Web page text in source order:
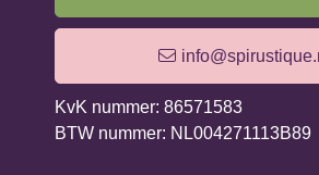
symboliek en traditionele
waarmee je werkt.
Wat de Tuinapotheek extra waardevol
verdieping: je leert ook de
KvK nummer: 86571583
BTW nummer: NL004271113B89